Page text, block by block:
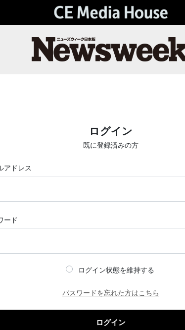
ログイン
既に登録済みの方
アドレス
ード
ログイン状態を維持する
パスワードを忘れた方はこちら
ログイン